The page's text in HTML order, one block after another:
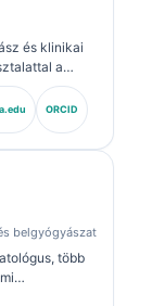
és klinikai
a
klinikai
fejlesztésű
ORCID
belgyógyászat
több
területén.